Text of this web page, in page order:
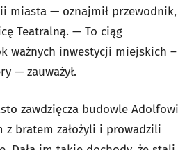
miasta — oznajmił przewodnik,
Teatralną. — To ciąg
ważnych inwestycji miejskich –
— zauważył.
zawdzięcza budowle Adolfowi
z bratem założyli i prowadzili